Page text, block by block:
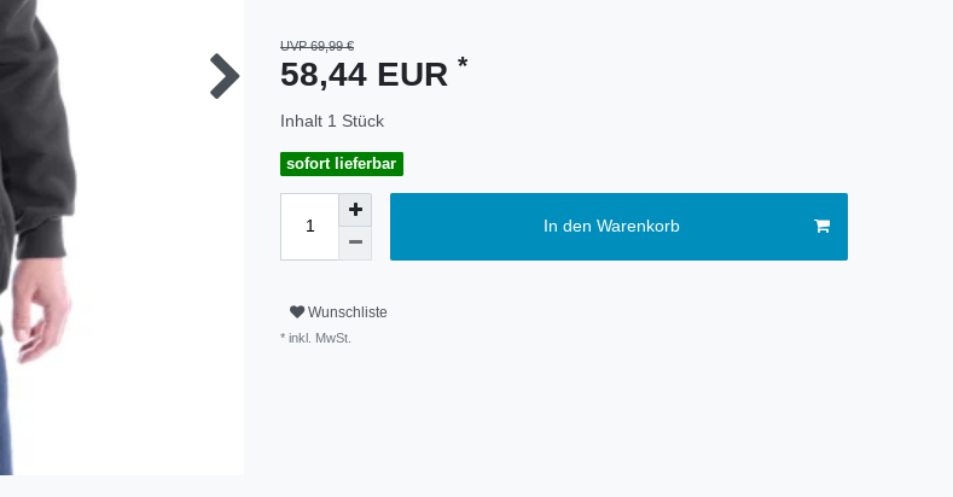
UVP 69,99 €
58,44 EUR *
Inhalt 1 Stück
sofort lieferbar
In den Warenkorb
Wunschliste
* inkl. MwSt.